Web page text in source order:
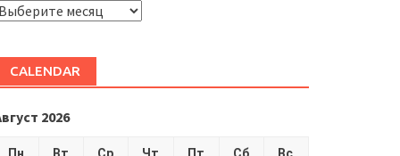
CALENDAR
2026